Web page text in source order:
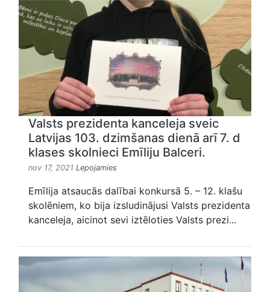
Valsts prezidenta kanceleja sveic
Latvijas 103. dzimšanas dienā arī 7. d
klases skolnieci Emīliju Balceri.
nov 17, 2021 Lepojamies
Emīlija atsaucās dalībai konkursā 5. – 12. klašu
skolēniem, ko bija izsludinājusi Valsts prezidenta
kanceleja, aicinot sevi iztēloties Valsts prezi...